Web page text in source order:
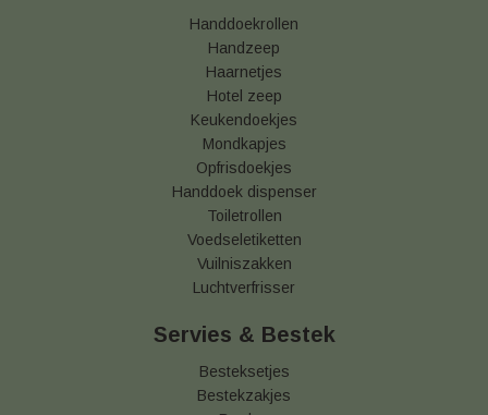
Handdoekrollen
Handzeep
Haarnetjes
Hotel zeep
Keukendoekjes
Mondkapjes
Opfrisdoekjes
Handdoek dispenser
Toiletrollen
Voedseletiketten
Vuilniszakken
Luchtverfrisser
Servies & Bestek
Besteksetjes
Bestekzakjes